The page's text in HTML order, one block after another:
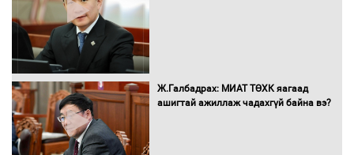
хэлэлцүүлэг боллоо
Ж.Галбадрах: МИАТ ТӨХК яагаад
ашигтай ажиллаж чадахгүй байна вэ?